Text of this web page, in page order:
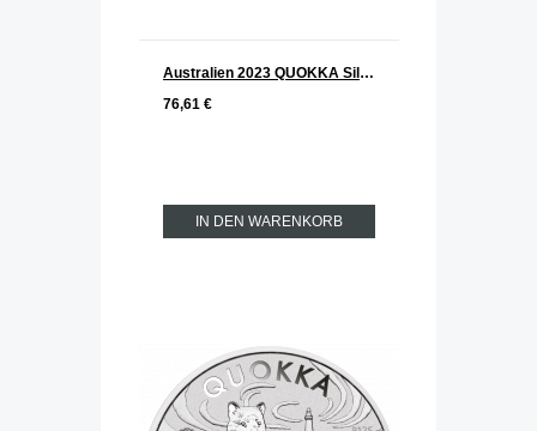
Australien 2023 QUOKKA Silber 1 oz
76,61 €
IN DEN WARENKORB